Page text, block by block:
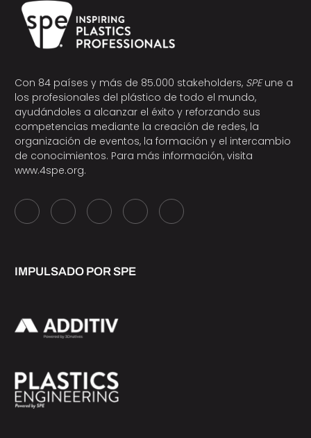
Con 84 países y más de 85.000 stakeholders, SPEune a
los profesionales del plástico de todo el mundo,
ayudándoles a alcanzar el éxito y reforzando sus
competencias mediante la creación de redes, la
organización de eventos, la formación y el intercambio
de conocimientos. Para más información, visita
www.4spe.org.
IMPULSADO POR SPE